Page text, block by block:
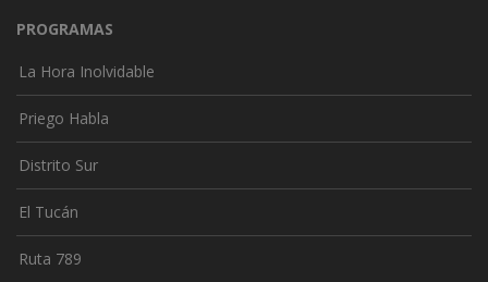
PROGRAMAS
La Hora Inolvidable
Priego Habla
Distrito Sur
El Tucán
Ruta 789